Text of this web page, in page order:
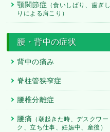
顎関節症 （食いしばり、歯ぎし
りによる肩こり）
腰・背中の症状
背中の痛み
脊柱管狭窄症
腰椎分離症
腰痛 （朝起きた時、デスクワー
ク、立ち仕事、妊娠中、産後）